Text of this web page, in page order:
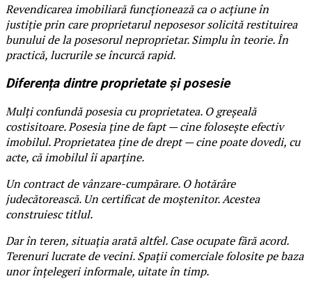
Revendicarea imobiliară funcționează ca o acțiune în
justiție prin care proprietarul neposesor solicită restituirea
bunului de la posesorul neproprietar. Simplu în teorie. În
practică, lucrurile se încurcă rapid.
Diferența dintre proprietate și posesie
Mulți confundă posesia cu proprietatea. O greșeală
costisitoare. Posesia ține de fapt — cine folosește efectiv
imobilul. Proprietatea ține de drept — cine poate dovedi, cu
acte, că imobilul îi aparține.
Un contract de vânzare-cumpărare. O hotărâre
judecătorească. Un certificat de moștenitor. Acestea
construiesc titlul.
Dar în teren, situația arată altfel. Case ocupate fără acord.
Terenuri lucrate de vecini. Spații comerciale folosite pe baza
unor înțelegeri informale, uitate în timp.